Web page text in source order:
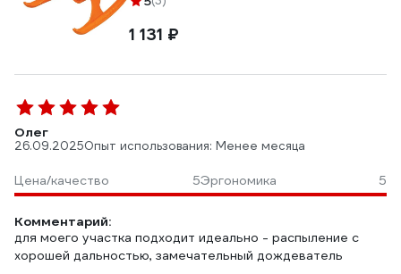
1 131 ₽
Олег
26.09.2025Опыт использования: Менее месяца
Цена/качество 5Эргономика 5
Комментарий:
для моего участка подходит идеально - распыление с
хорошей дальностью, замечательный дождеватель